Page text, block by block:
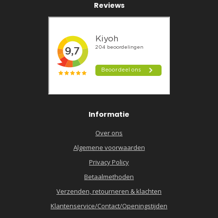
Reviews
Informatie
Over ons
Algemene voorwaarden
Privacy Policy
Betaalmethoden
Verzenden, retourneren & klachten
Klantenservice/Contact/Openingstijden